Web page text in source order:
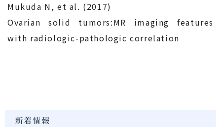
Mukuda N, et al. (2017)
Ovarian solid tumors:MR imaging features
with radiologic-pathologic correlation
新着情報